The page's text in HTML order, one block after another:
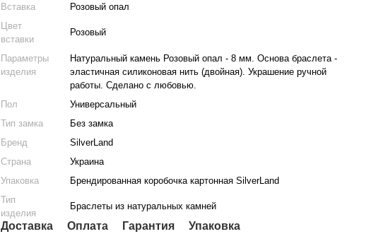
Вставка
Розовый опал
Цвет
вставки
Розовый
Параметры
изделия
Натуральный камень Розовый опал - 8 мм. Основа браслета -
эластичная силиконовая нить (двойная). Украшение ручной
работы. Сделано с любовью.
Пол
Универсальный
Тип замка
Без замка
Бренд
SilverLand
Страна
Украина
Упаковка
Брендированная коробочка картонная SilverLand
Тип
изделия
Браслеты из натуральных камней
Доставка Оплата Гарантия Упаковка